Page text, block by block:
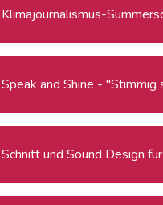
Klimajournalismus-
Speak and Shine -
Schnitt und Sound Design